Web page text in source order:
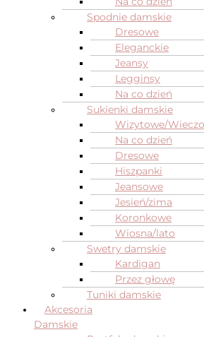
Spodnie damskie
Dresowe
Eleganckie
Jeansy
Legginsy
Na co dzień
Sukienki damskie
Wizytowe/
Na co dzień
Dresowe
Hiszpanki
Jeansowe
Jesień/zima
Koronkowe
Wiosna/lato
Swetry damskie
Kardigan
Przez głowę
Tuniki damskie
Akcesoria
Damskie